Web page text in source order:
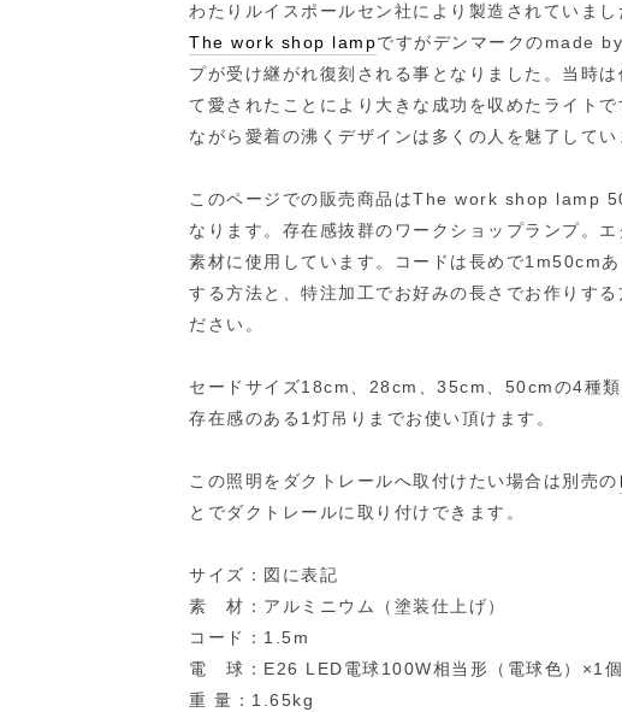
わたりルイスポールセン社により製造されていま
The work shop lampですがデンマークのmade
プが受け継がれ復刻される事となりました。当時
て愛されたことにより大きな成功を収めたライト
ながら愛着の沸くデザインは多くの人を魅了してい
このページでの販売商品はThe work shop lamp
なります。存在感抜群のワークショップランプ。
素材に使用しています。コードは長めで1m50cm
する方法と、特注加工でお好みの長さでお作りす
ださい。
セードサイズ18cm、28cm、35cm、50cmの4種
存在感のある1灯吊りまでお使い頂けます。
この照明をダクトレールへ取付けたい場合は別売の
とでダクトレールに取り付けできます。
サイズ：図に表記
素 材：アルミニウム（塗装仕上げ）
コード：1.5m
電 球：E26 LED電球100W相当形（電球色）×1
重 量：1.65kg